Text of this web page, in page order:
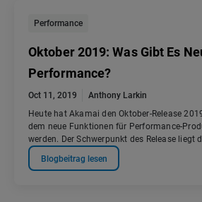
Performance
Oktober 2019: Was Gibt Es
Performance?
Oct 11, 2019
Anthony Larkin
Heute hat Akamai den Oktober-Release
dem neue Funktionen für Performance-
werden. Der Schwerpunkt des Release liegt
Blogbeitrag lesen